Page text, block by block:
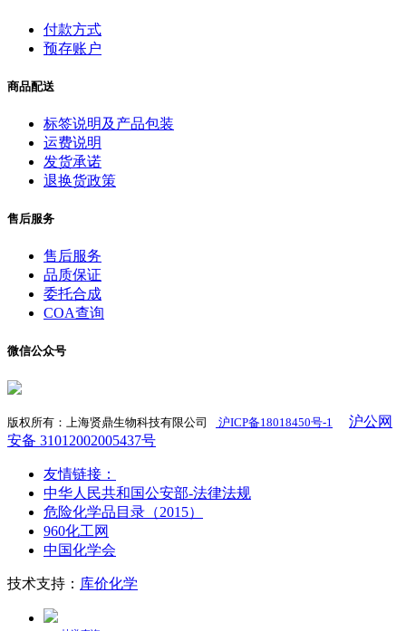
付款方式
预存账户
商品配送
标签说明及产品包装
运费说明
发货承诺
退换货政策
售后服务
售后服务
品质保证
委托合成
COA查询
微信公众号
版权所有：上海贤鼎生物科技有限公司 沪ICP备18018450号-1
沪公网
安备 31012002005437号
友情链接：
中华人民共和国公安部-法律法规
危险化学品目录（2015）
960化工网
中国化学会
技术支持： 库价化学